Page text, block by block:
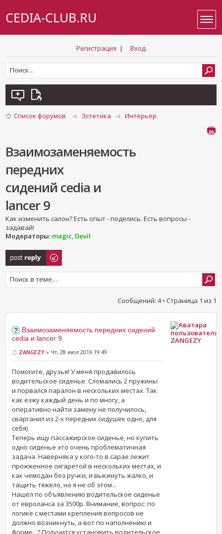
CEDIA-CLUB.RU
Регистрация | Вход
Список форумов Эстетика Интерьер
Взаимозаменяемость
передних
сидений cedia и
lancer 9
Как изменить салон? Есть опыт - поделись. Есть вопросы -
задавай!
Модераторы: magic, Devil
Ответить
Сообщений: 4 • Страница 1 из 1
Взаимозаменяемость передних сидений
cedia и lancer 9
ZANGEZY » Чт, 28 июл 2016 19:49
Помогите, друзья! У меня продавилось
водительское сиденье. Сломались 2 пружины
и порвался паралон в нескольких местах. Так
как езжу каждый день и по многу, а
оперативно найти замену не получилось,
сварганил из 2-х передних сидушек одно, для
себя)
Теперь ищу пассажирское сиденье, но купить
одно сиденье это очень проблематичная
задача. Наверняка у кого-то в сарае лежит
прожженное сигаретой в нескольких местах, и
как чемодан без ручки, и выкинуть жалко, и
тащить тяжело, но я не об этом...
Нашел по объявлению водительское сиденье
от евроланса за 3500р. Внимание, вопрос: по
логике с местами крепления вопросов не
должно возникнуть, а вот по наполнению и
форме...? Получится установить водительское
ZANGEZY